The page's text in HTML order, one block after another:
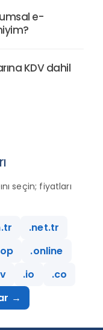
e-
KDV dahil
seçin; fiyatları
.net.tr
.online
.io
.co
→